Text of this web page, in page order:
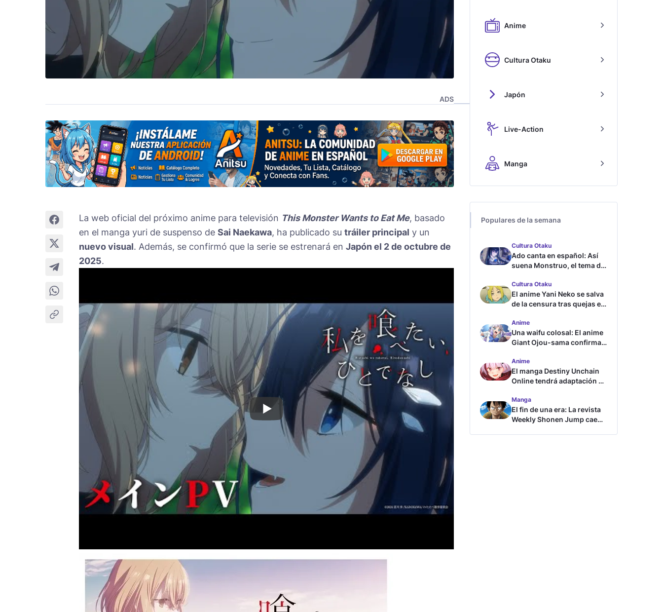
ADS
La web oficial del próximo anime para televisión This Monster Wants to Eat Me, basado
en el manga yuri de suspenso de Sai Naekawa, ha publicado su tráiler principal y un
nuevo visual. Además, se confirmó que la serie se estrenará en Japón el 2 de octubre de
2025.
Anime
Cultura Otaku
Japón
Live-Action
Manga
Populares de la semana
Cultura Otaku
Ado canta en español: Así
suena Monstruo, el tema de
Cultura Otaku
El anime Yani Neko se salva
de la censura tras quejas en
Anime
Una waifu colosal: El anime
Giant Ojou-sama confirma
Anime
El manga Destiny Unchain
Online tendrá adaptación al
Manga
El fin de una era: La revista
Weekly Shonen Jump cae